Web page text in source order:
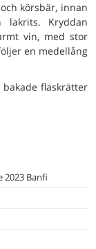
körsbär, innan
Kryddan
vin, med stor
en medellång
fläskrätter
2023 Banfi